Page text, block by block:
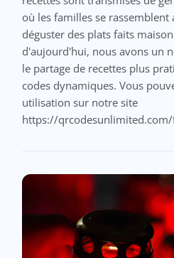
où les familles se
déguster des plats faits
d'aujourd'hui, nous avons un
le partage de recettes plus
codes dynamiques. Vous
utilisation sur notre site
https://